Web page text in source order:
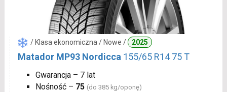
/ Klasa ekonomiczna / Nowe / 2025
Matador MP93 Nordicca 155/65 R14 75 T
Gwarancja – 7 lat
Nośność – 75 (do 385 kg/oponę)